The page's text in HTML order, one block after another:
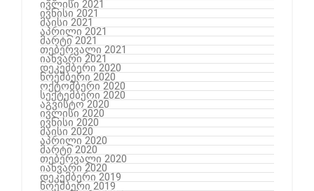
ივლისი 2021
ივნისი 2021
მაისი 2021
აპრილი 2021
მარტი 2021
თებერვალი 2021
იანვარი 2021
დეკემბერი 2020
ნოემბერი 2020
ოქტომბერი 2020
სექტემბერი 2020
აგვისტო 2020
ივლისი 2020
ივნისი 2020
მაისი 2020
აპრილი 2020
მარტი 2020
თებერვალი 2020
იანვარი 2020
დეკემბერი 2019
ნოემბერი 2019